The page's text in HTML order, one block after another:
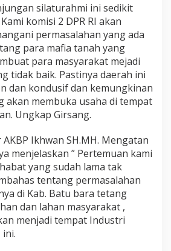
silaturahmi ini sedikit
komisi 2 DPR RI akan
permasalahan yang ada
para mafia tanah yang
para masyarakat mejadi
tidak baik. Pastinya daerah ini
dan kondusif dan kemungkinan
akan membuka usaha di tempat
Ungkap Girsang.
Ikhwan SH.MH. Mengatan
menjelaskan ” Pertemuan kami
yang sudah lama tak
tentang permasalahan
di Kab. Batu bara tetang
dan lahan masyarakat ,
menjadi tempat Industri